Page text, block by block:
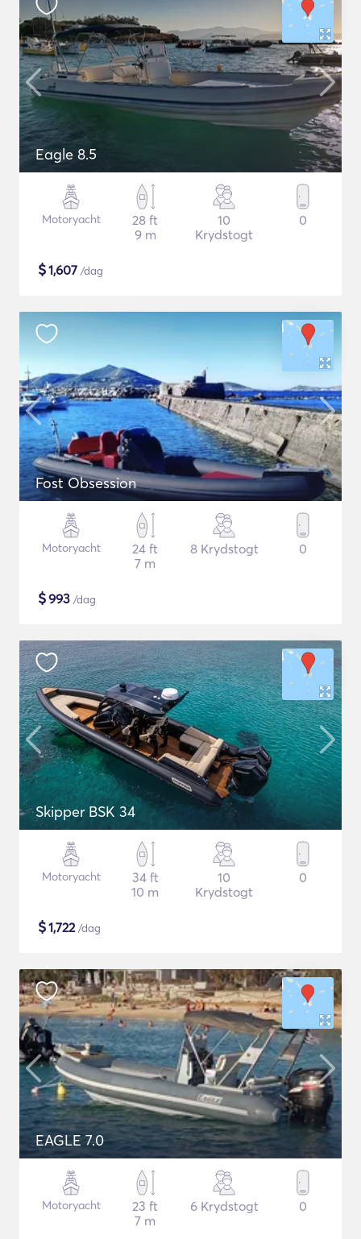
Eagle 8.5
Motoryacht
28 ft
9 m
10
Krydstogt
0
$1,607 /dag
Fost Obsession
Motoryacht
24 ft
7 m
8 Krydstogt 0
$993 /dag
Skipper BSK 34
Motoryacht
34 ft
10 m
10
Krydstogt
0
$1,722/dag
EAGLE 7.0
Motoryacht
23 ft
7 m
6 Krydstogt 0